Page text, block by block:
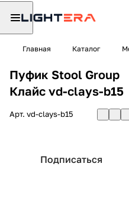
Главная Каталог
Пуфик Stool Group
Клайс vd-clays-b15
Арт. vd-clays-b15
Подписаться